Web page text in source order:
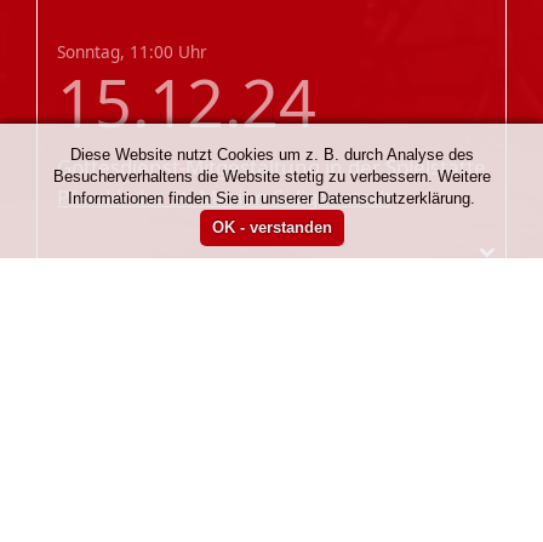
Sonntag, 11:00 Uhr
15.12.24
Gottesdienst-Mitgestaltungin der Spielstätte
Pfarrkirche St. Marien Seligenstadt
Diese Website nutzt Cookies um z. B. durch Analyse des
Besucherverhaltens die Website stetig zu verbessern. Weitere
Informationen finden Sie in unserer Datenschutzerklärung.